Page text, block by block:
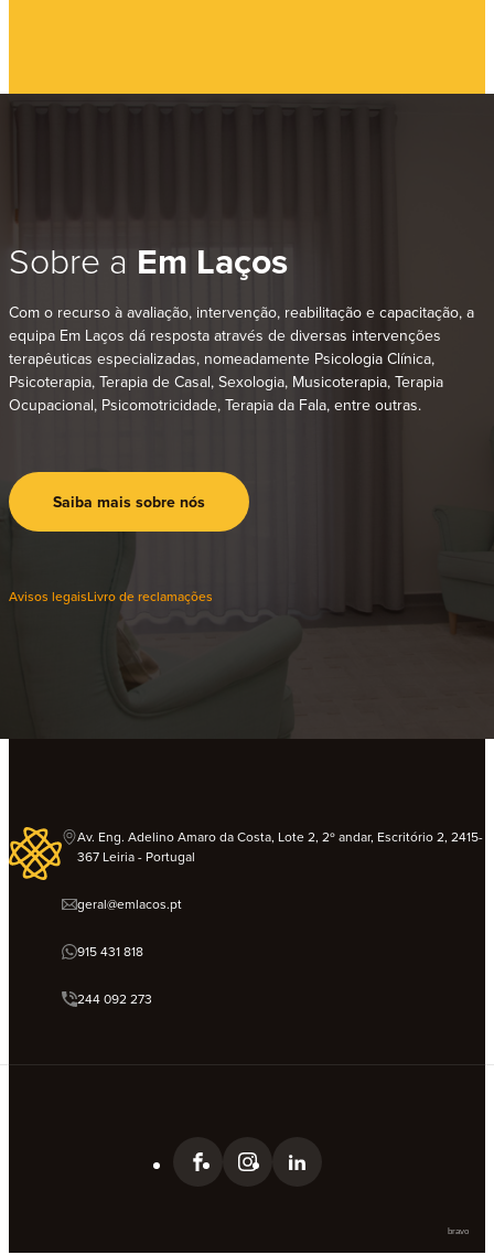
Sobre a Em Laços
Com o recurso à avaliação, intervenção, reabilitação e capacitação, a
equipa Em Laços dá resposta através de diversas intervenções
terapêuticas especializadas, nomeadamente Psicologia Clínica,
Psicoterapia, Terapia de Casal, Sexologia, Musicoterapia, Terapia
Ocupacional, Psicomotricidade, Terapia da Fala, entre outras.
Saiba mais sobre nós
Avisos legaisLivro de reclamações
Av. Eng. Adelino Amaro da Costa, Lote 2, 2º andar, Escritório 2, 2415-
367 Leiria - Portugal
geral@emlacos.pt
915 431 818
244 092 273
bravo